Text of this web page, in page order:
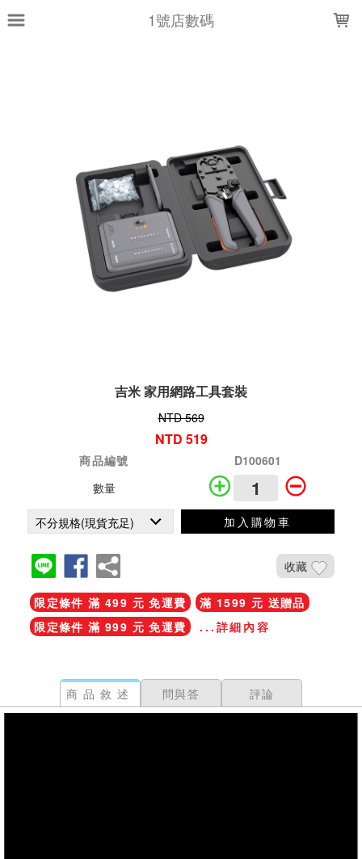
1號店數碼
吉米 家用網路工具套裝
NTD 569
NTD 519
商品編號
D100601
數量
加入購物車
收藏
限定條件 滿 499 元 免運費
滿 1599 元 送贈品
限定條件 滿 999 元 免運費
...詳細內容
商品敘述 問與答 評論